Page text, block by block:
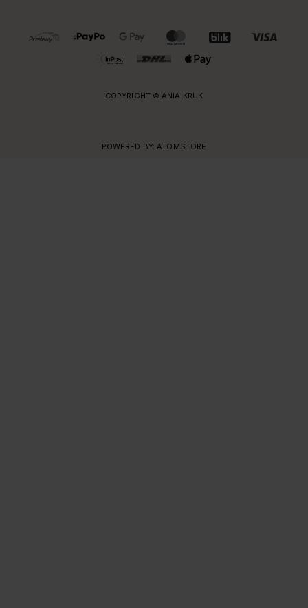
OBSŁUGIWANE FORMY PŁATNOŚCI I DOSTAWY
COPYRIGHT © ANIA KRUK
POWERED BY: ATOMSTORE